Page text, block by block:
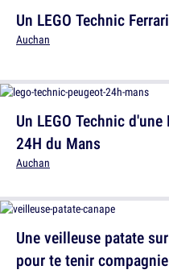
Un LEGO Technic
24H du Mans
Auchan
Un LEGO Technic Ferrari
Auchan
Une veilleuse patate
pour te tenir compagnie